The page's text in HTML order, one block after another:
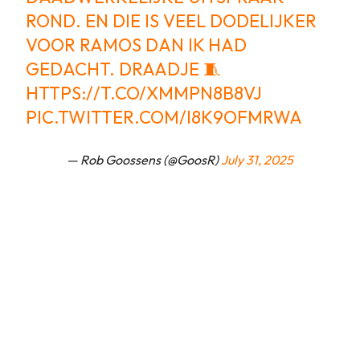
ROND. EN DIE IS VEEL DODELIJKER
VOOR RAMOS DAN IK HAD
GEDACHT. DRAADJE 🧵
HTTPS://T.CO/XMMPN8B8VJ
PIC.TWITTER.COM/I8K9OFMRWA
— Rob Goossens (@GoosR)July 31, 2025